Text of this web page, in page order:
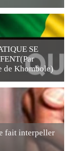
SE
de Khombole)
fait interpeller